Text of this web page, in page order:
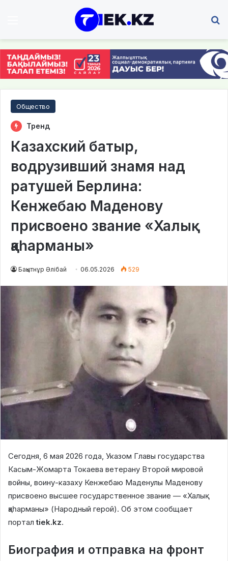
Общество
Тренд
Казахский батыр,
водрузивший знамя над
ратушей Берлина:
Кенжебаю Маденову
присвоено звание «Халық
қаһарманы»
Бақытнұр Әлібай 06.05.2026 529
Сегодня, 6 мая 2026 года, Указом Главы государства
Касым-Жомарта Токаева ветерану Второй мировой
войны, воину-казаху Кенжебаю Маденулы Маденову
присвоено высшее государственное звание — «Халық
қаһарманы» (Народный герой). Об этом сообщает
порталtiek.kz.
Биография и отправка на фронт